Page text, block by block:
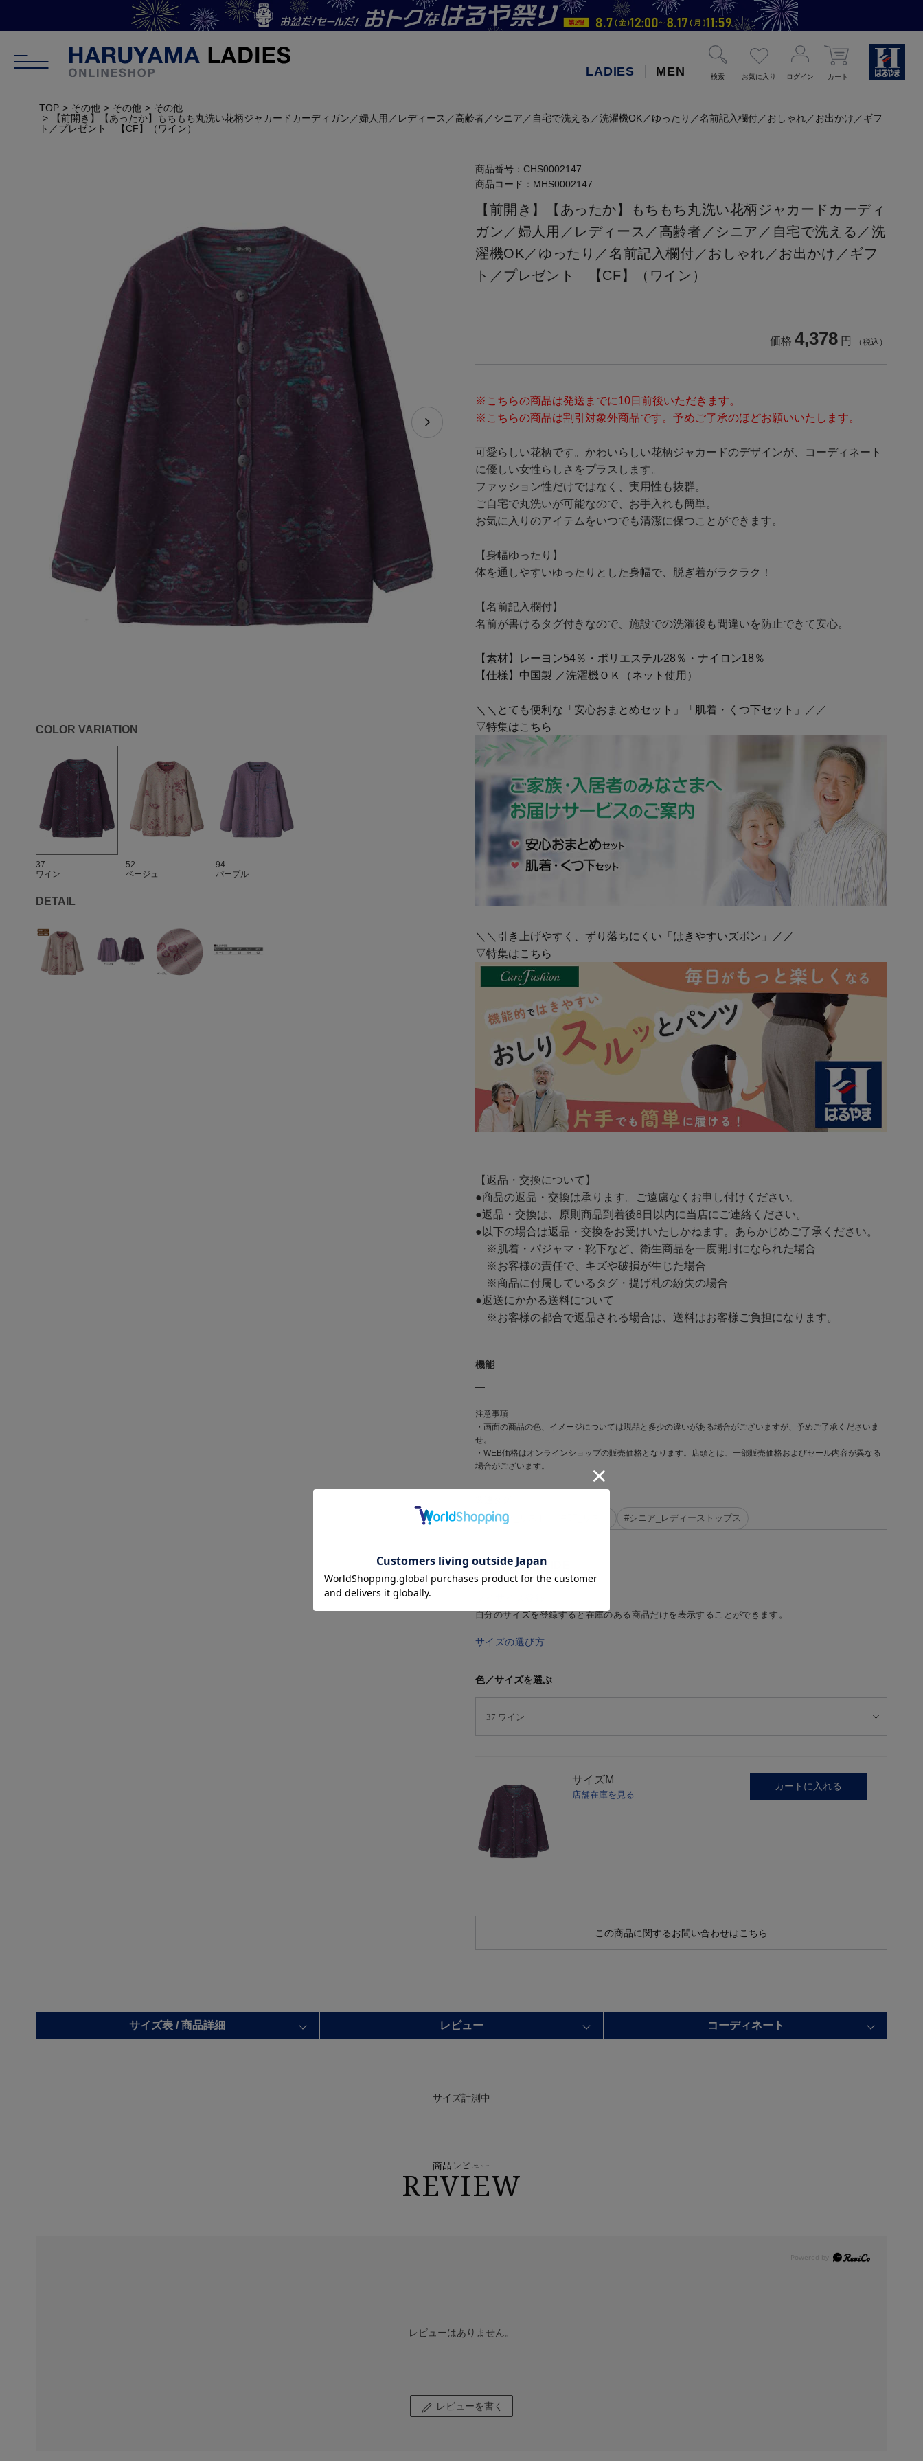
LADIES MEN 検索 お気に入り ログイン カート
TOP その他 その他
その他
【前開き】【あったか】もちもち丸洗い花柄ジャカードカーディガン／婦人用／レディース／高齢者／シニア／自宅で洗える／洗濯機OK／ゆったり／名前記入欄付／おしゃれ／お出かけ／ギフ
ト／プレゼント 【CF】（ワイン）
COLOR VARIATION
37
ワイン
52
ベージュ
94
パープル
DETAIL
商品番号： CHS0002147
商品コード： MHS0002147
【前開き】【あったか】もちもち丸洗い花柄ジャカードカーディ
ガン／婦人用／レディース／高齢者／シニア／自宅で洗える／洗
濯機OK／ゆったり／名前記入欄付／おしゃれ／お出かけ／ギフ
ト／プレゼント 【CF】（ワイン）
価格 4,378 円 （税込）
※こちらの商品は発送までに10日前後いただきます。
※こちらの商品は割引対象外商品です。予めご了承のほどお願いいたします。
可愛らしい花柄です。かわいらしい花柄ジャカードのデザインが、コーディネート
に優しい女性らしさをプラスします。
ファッション性だけではなく、実用性も抜群。
ご自宅で丸洗いが可能なので、お手入れも簡単。
お気に入りのアイテムをいつでも清潔に保つことができます。
【身幅ゆったり】
体を通しやすいゆったりとした身幅で、脱ぎ着がラクラク！
【名前記入欄付】
名前が書けるタグ付きなので、施設での洗濯後も間違いを防止できて安心。
【素材】レーヨン54％・ポリエステル28％・ナイロン18％
【仕様】中国製 ／洗濯機ＯＫ（ネット使用）
＼＼とても便利な「安心おまとめセット」「肌着・くつ下セット」／／
▽特集はこちら
＼＼引き上げやすく、ずり落ちにくい「はきやすいズボン」／／
▽特集はこちら
【返品・交換について】
●商品の返品・交換は承ります。ご遠慮なくお申し付けください。
●返品・交換は、原則商品到着後8日以内に当店にご連絡ください。
●以下の場合は返品・交換をお受けいたしかねます。あらかじめご了承ください。
※肌着・パジャマ・靴下など、衛生商品を一度開封になられた場合
※お客様の責任で、キズや破損が生じた場合
※商品に付属しているタグ・提げ札の紛失の場合
●返送にかかる送料について
※お客様の都合で返品される場合は、送料はお客様ご負担になります。
機能
―
注意事項
・画面の商品の色、イメージについては現品と多少の違いがある場合がございますが、予めご了承くださいま
せ。
・WEB価格はオンラインショップの販売価格となります。店頭とは、一部販売価格およびセール内容が異なる
場合がございます。
#シニア_リスト
#シニア_レディーストップス
SIZE GUIDE
自分のサイズを登録すると在庫のある商品だけを表示することができます。
サイズの選び方
色／サイズを選ぶ
サイズM
店舗在庫を見る
カートに入れる
この商品に関するお問い合わせはこちら
サイズ表 /商品詳細 レビュー コーディネート
サイズ計測中
商品レビュー
REVIEW
レビューはありません。
レビューを書く